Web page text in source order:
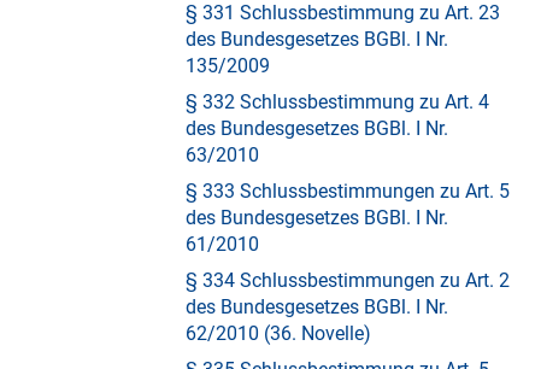
§ 331 Schlussbestimmung zu Art. 23
des Bundesgesetzes BGBl. I Nr.
135/2009
§ 332 Schlussbestimmung zu Art. 4
des Bundesgesetzes BGBl. I Nr.
63/2010
§ 333 Schlussbestimmungen zu Art. 5
des Bundesgesetzes BGBl. I Nr.
61/2010
§ 334 Schlussbestimmungen zu Art. 2
des Bundesgesetzes BGBl. I Nr.
62/2010 (36. Novelle)